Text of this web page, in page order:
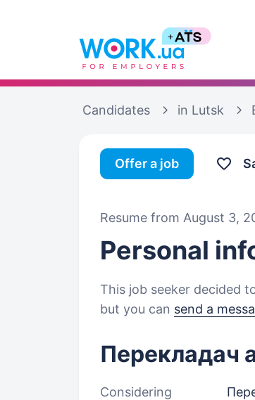
Candidates in Lutsk
Offer a job
Resume from August 3,
Personal
This job seeker decided
but you can send a
Перекладач
Considering